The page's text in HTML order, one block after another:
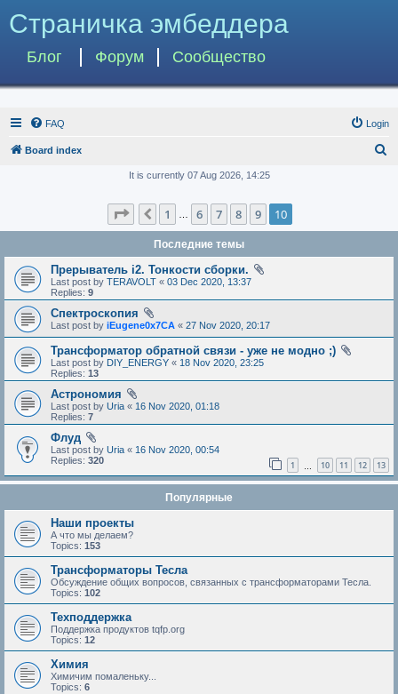
Страничка эмбеддера
Блог Форум Сообщество
FAQ Login
Board index
c
h
It is currently 07 Aug 2026, 14:25
Page 10 of 10
Previous
1 6 7 8 9 10
Последние темы
Прерыватель i2. Тонкости сборки.
Last post by TERAVOLT « 03 Dec 2020, 13:37
Replies: 9
Спектроскопия
Last post by iEugene0x7CA « 27 Nov 2020, 20:17
Трансформатор обратной связи - уже не модно ;)
Last post by DIY_ENERGY « 18 Nov 2020, 23:25
Replies: 13
Астрономия
Last post by Uria « 16 Nov 2020, 01:18
Replies: 7
Флуд
Last post by Uria « 16 Nov 2020, 00:54
Replies: 320 1 10 11 12 13
Популярные
Наши проекты
А что мы делаем?
Topics: 153
Трансформаторы Тесла
Обсуждение общих вопросов, связанных с трансформаторами Тесла.
Topics: 102
Техподдержка
Поддержка продуктов tqfp.org
Topics: 12
Химия
Химичим помаленьку...
Topics: 6